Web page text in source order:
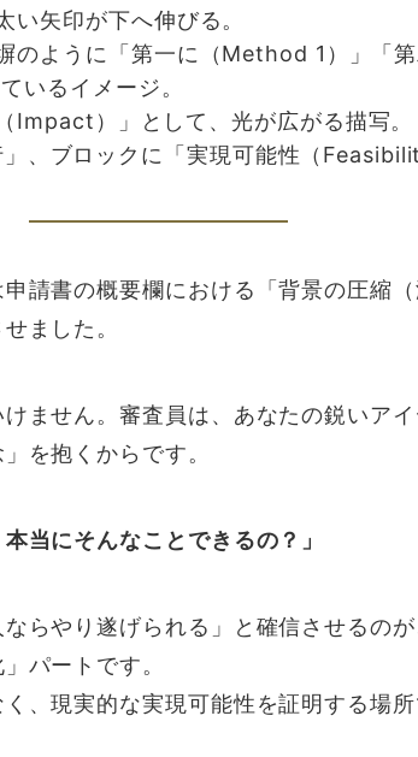
い矢印が下へ伸びる。
のように「第一に（Method 1）」「
いるイメージ。
Impact）」として、光が広がる描写。
、ブロックに「実現可能性（
請書の概要欄における「背景の圧縮
ました。
ません。審査員は、あなたの鋭いア
を抱くからです。
当にそんなことできるの？」
らやり遂げられる」と確信させるの
パートです。
、現実的な実現可能性を証明する場所